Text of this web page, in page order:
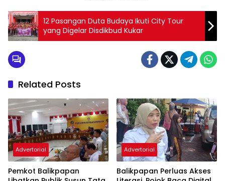
12 Pasangan Duta Budaya Ikuti City Tour
yang Digelar Disdikbud Kukar
Related Posts
Advertorial
Pemkot Balikpapan
Advertorial
Balikpapan Perluas Akses